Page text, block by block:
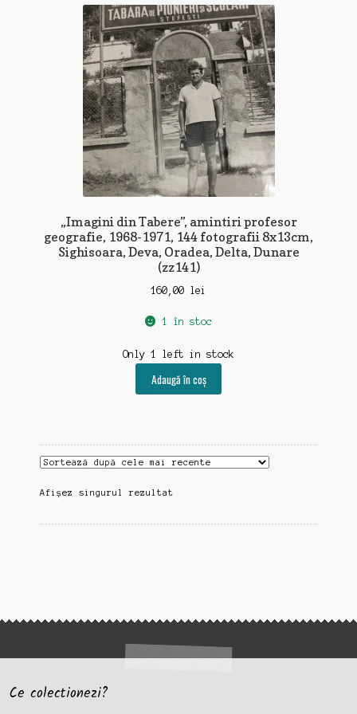
„Imagini din Tabere”, amintiri profesor
geografie, 1968-1971, 144 fotografii 8x13cm,
Sighisoara, Deva, Oradea, Delta, Dunare
(zz141)
160,00 lei
1 în stoc
Only 1 left in stock
Adaugă în coș
Afișez singurul rezultat
Ce colectionezi?